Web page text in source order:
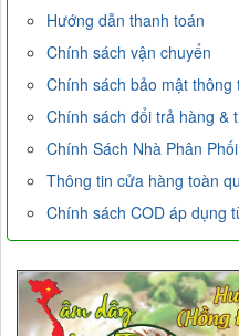
Hướng dẫn thanh toán
Chính sách vận chuyển
Chính sách bảo mật thông
Chính sách đổi trả hàng &
Chính Sách Nhà Phân
Thông tin cửa hàng toàn
Chính sách COD áp dụng